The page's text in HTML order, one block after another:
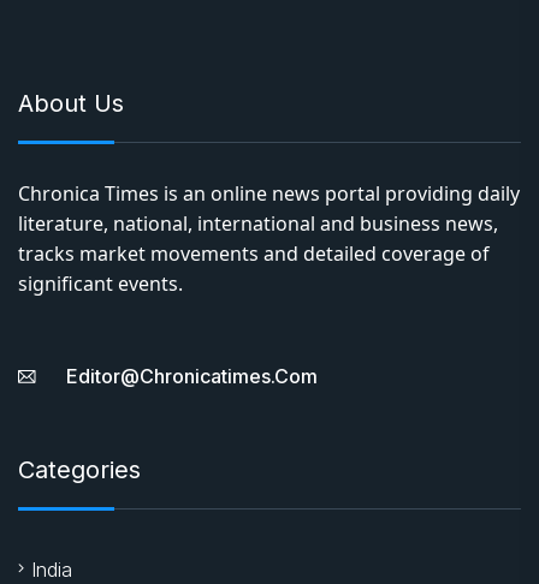
About Us
Chronica Times is an online news portal providing daily
literature, national, international and business news,
tracks market movements and detailed coverage of
significant events.
Editor@chronicatimes.com
Categories
India